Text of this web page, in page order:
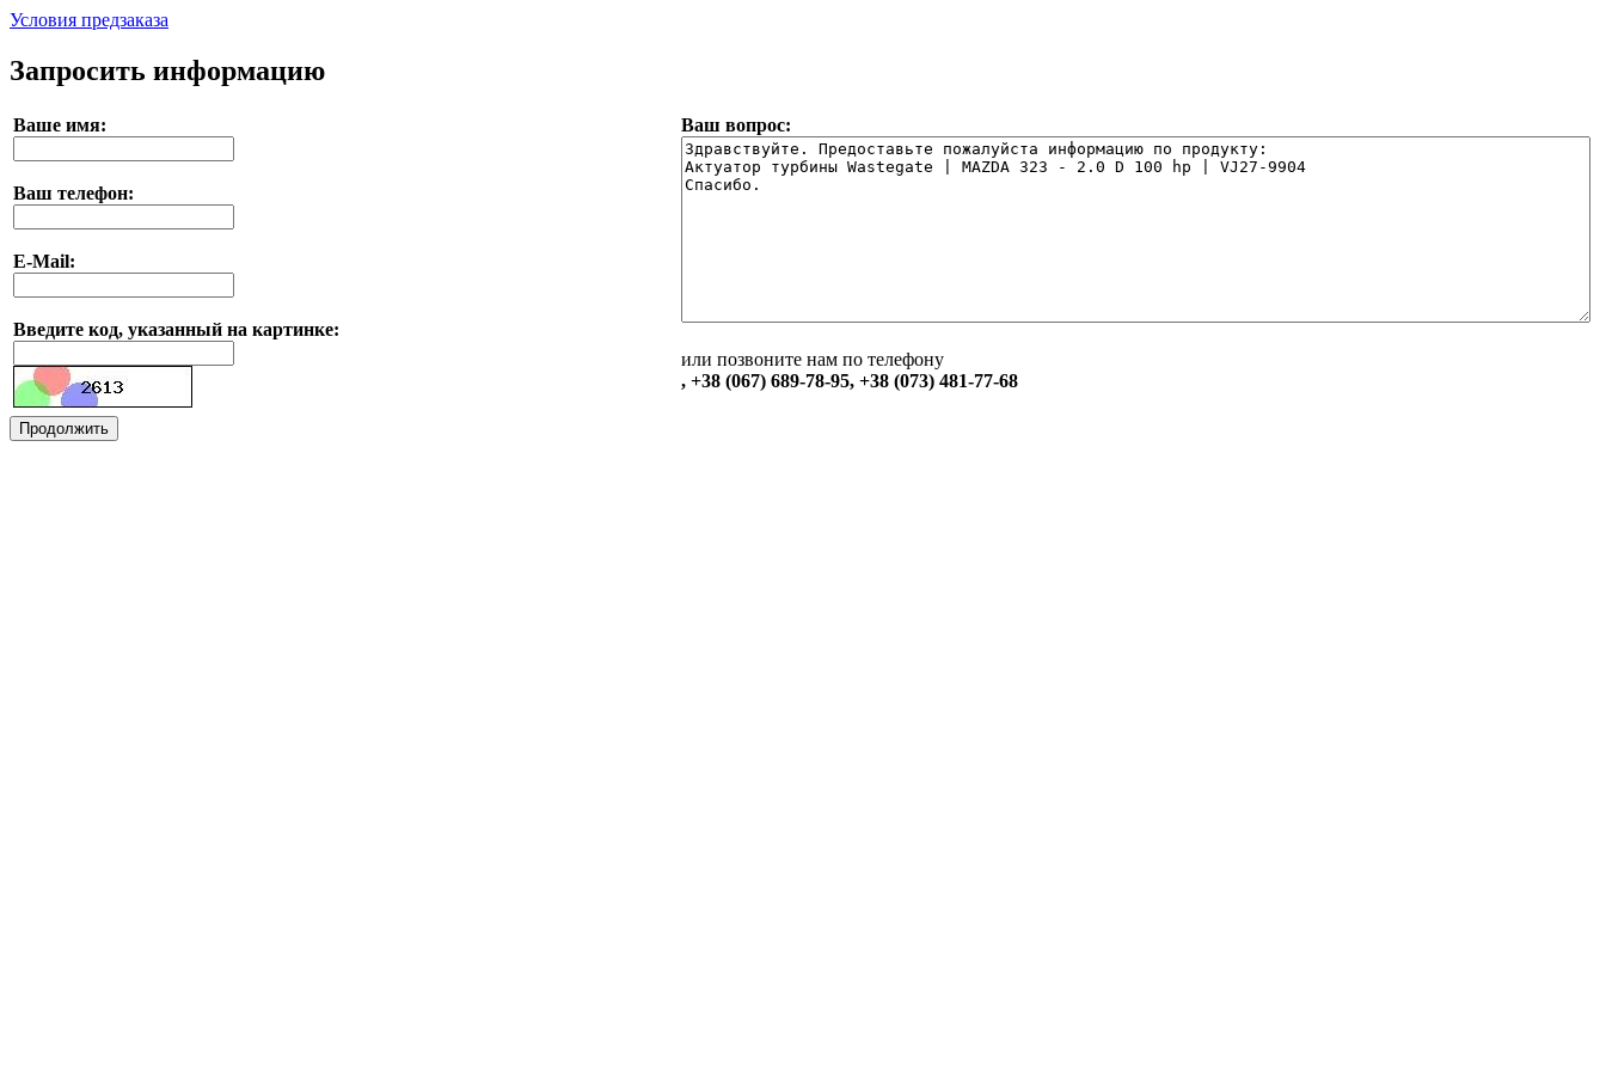
Условия предзаказа
Запросить информацию
Ваше имя:
Ваш телефон:
E-Mail:
Введите код, указанный на картинке:
Ваш вопрос:
или позвоните нам по телефону
, +38 (067) 689-78-95, +38 (073) 481-77-68